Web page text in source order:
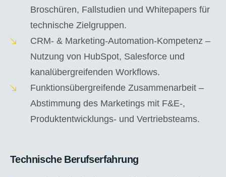
Broschüren, Fallstudien und Whitepapers für
technische Zielgruppen.
CRM- & Marketing-Automation-Kompetenz –
Nutzung von HubSpot, Salesforce und
kanalübergreifenden Workflows.
Funktionsübergreifende Zusammenarbeit –
Abstimmung des Marketings mit F&E-,
Produktentwicklungs- und Vertriebsteams.
Technische Berufserfahrung